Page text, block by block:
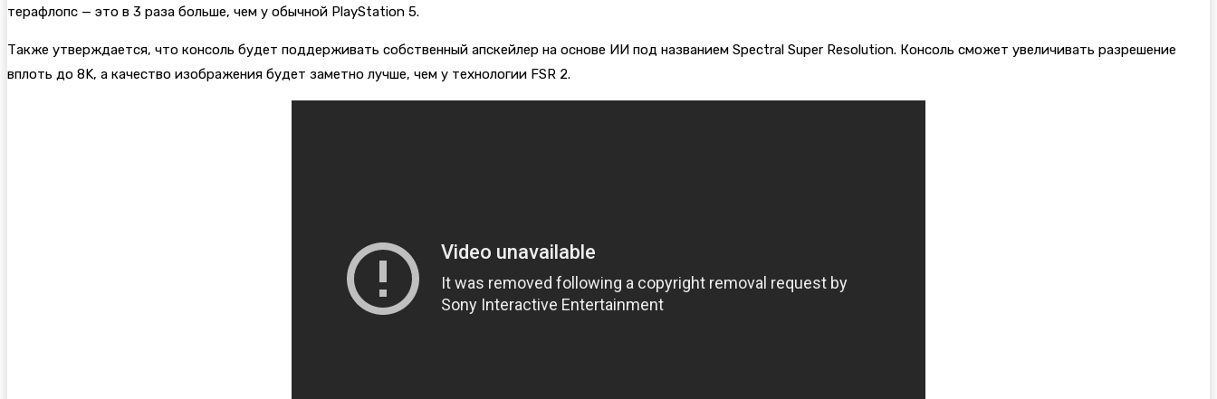
терафлопс — это в 3 раза больше, чем у обычной PlayStation 5.
Также утверждается, что консоль будет поддерживать собственный апскейлер на основе ИИ под названием Spectral Super Resolution. Консоль сможет увеличивать разрешение
вплоть до 8K, а качество изображения будет заметно лучше, чем у технологии FSR 2.